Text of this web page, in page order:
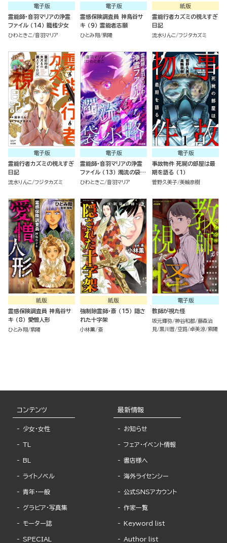
電子版
霊能師・音羽マリアの浄霊
ファイル （14） 籠檻少女
ひわときこ 音羽マリア
電子版
霊感保険調査員 神鳥谷サ
キ （9） 霊能者志願
ひとみ翔 紫陽
紙版
霊能行者カズミの視えすぎ
日記
流水りんこ フジタカズミ
電子版
霊能行者カズミの視えすぎ
日記
流水りんこ フジタカズミ
電子版
霊能師・音羽マリアの浄霊
ファイル （13） 濁流の袋小
路
ひわときこ 音羽マリア
電子版
事故物件 死屍の部屋は最
期を語る （1）
菅野久美子 美輪奈樹
紙版
霊感保険調査員 神鳥谷サ
キ （8） 愛憎人形
ひとみ翔 紫陽
紙版
強制除霊師・斎 （15） 隠さ
れた十字架
小林薫 斎
電子版
教師が視た怪
坂元輝弥 神谷和都 藤森治
見 黒川晋 空路 卓美涼 紫陽
コンテンツ
少女・女性
TL
BL
ライトノベル
青年・一般
グラビア・写真集
モーター誌
SPECIAL
最新情報
お知らせ
フェア・イベント情報
書店様へ
海外ライセンシー
公式SNSアカウント
作家一覧
Keyword list
Author list